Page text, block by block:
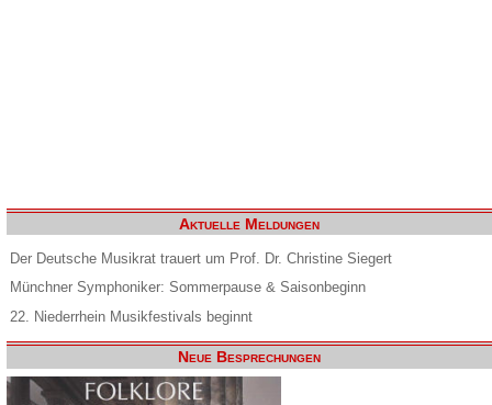
Aktuelle Meldungen
Der Deutsche Musikrat trauert um Prof. Dr. Christine Siegert
Münchner Symphoniker: Sommerpause & Saisonbeginn
22. Niederrhein Musikfestivals beginnt
Neue Besprechungen